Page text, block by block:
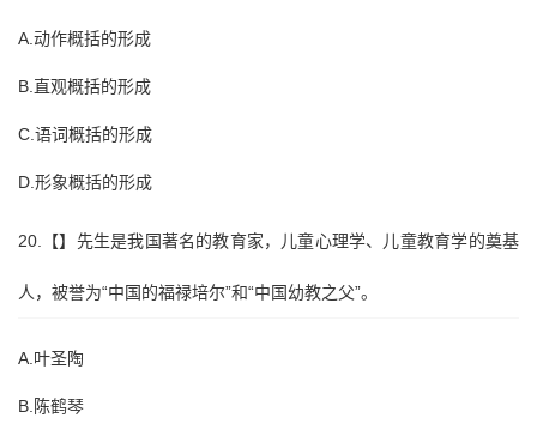
A.动作概括的形成
B.直观概括的形成
C.语词概括的形成
D.形象概括的形成
20.【】先生是我国著名的教育家，儿童心理学、儿童教育学的奠基
人，被誉为“中国的福禄培尔”和“中国幼教之父”。
A.叶圣陶
B.陈鹤琴